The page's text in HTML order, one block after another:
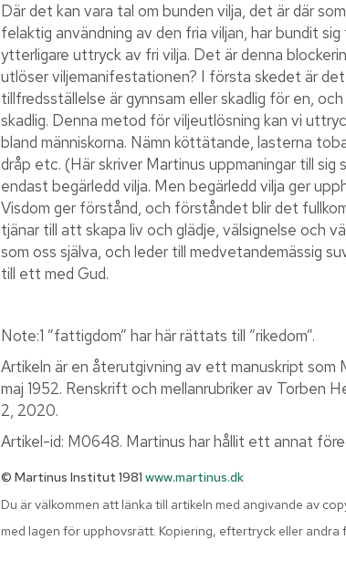
Där det kan vara tal om bunden vilja, det är där
felaktig användning av den fria viljan, har bundit
ytterligare uttryck av fri vilja. Det är denna
utlöser viljemanifestationen? I första skedet är
tillfredsställelse är gynnsam eller skadlig för en,
skadlig. Denna metod för viljeutlösning kan vi
bland människorna. Nämn köttätande, lasterna
dråp etc. (Här skriver Martinus uppmaningar till
endast begärledd vilja. Men begärledd vilja ger
Visdom ger förstånd, och förståndet blir det
tjänar till att skapa liv och glädje, välsignelse och
som oss själva, och leder till medvetandemässig
till ett med Gud.
Note:1 ”fattigdom” har här rättats till ”rikedom”.
Artikeln är en återutgivning av ett manuskript
maj 1952. Renskrift och mellanrubriker av Torben
2, 2020.
Artikel-id: M0648. Martinus har hållit ett annat
© Martinus Institut 1981 www.martinus.dk
Du är välkommen att länka till artikeln med angivande av
med lagen för upphovsrätt. Kopiering, eftertryck eller